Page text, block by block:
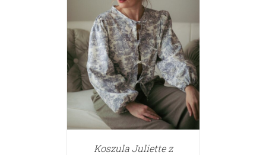
Koszula Juliette z